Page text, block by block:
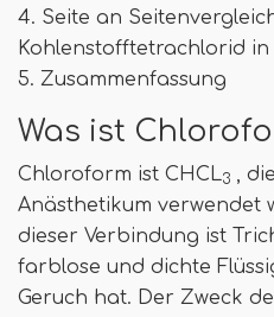
4. Seite an
Kohlenstofftetrachlorid
5. Zusammenfassung
Was ist
Chloroform ist CHCL3 ,
Anästhetikum verwendet
dieser Verbindung ist
farblose und dichte
Geruch hat. Der Zweck